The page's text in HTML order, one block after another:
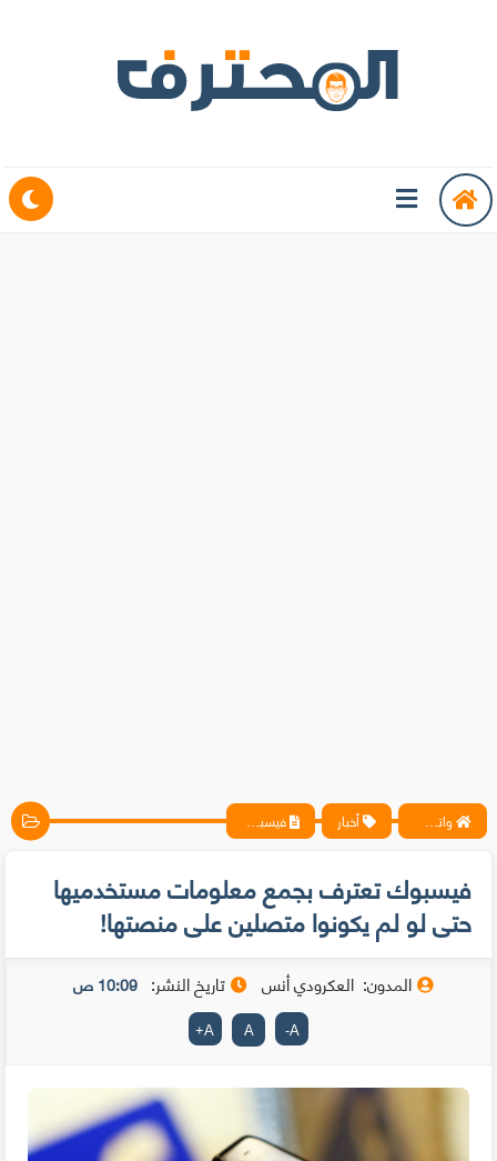
واتس آب ، فيسبوك ، أنترنت ، شروحات تقنية حصرية - المحترف أخبار فيسبوك تعترف بجمع معلومات مستخدميها حتى لو لم يكونوا متصلين على منصتها!
فيسبوك تعترف بجمع معلومات مستخدميها
حتى لو لم يكونوا متصلين على منصتها!
المدون: العكرودي أنس تاريخ النشر: 10:09 ص
A
-
A
A
+